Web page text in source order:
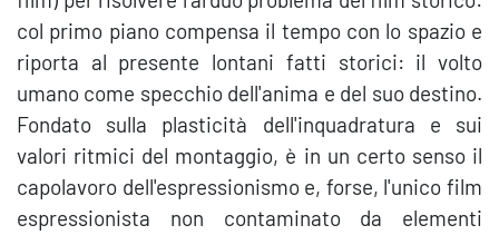
col primo piano compensa il tempo con lo spazio e
riporta al presente lontani fatti storici: il volto
umano come specchio dell'anima e del suo destino.
Fondato sulla plasticità dell'inquadratura e sui
valori ritmici del montaggio, è in un certo senso il
capolavoro dell'espressionismo e, forse, l'unico film
espressionista non contaminato da elementi